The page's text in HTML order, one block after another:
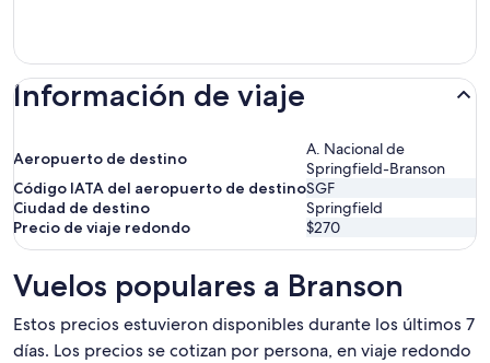
Información de viaje
Aeropuerto de destino
A. Nacional de
Springfield-Branson
Código IATA del aeropuerto de destinoSGF
Ciudad de destino
Springfield
Precio de viaje redondo
$270
Vuelos populares a Branson
Estos precios estuvieron disponibles durante los últimos 7
días. Los precios se cotizan por persona, en viaje redondo